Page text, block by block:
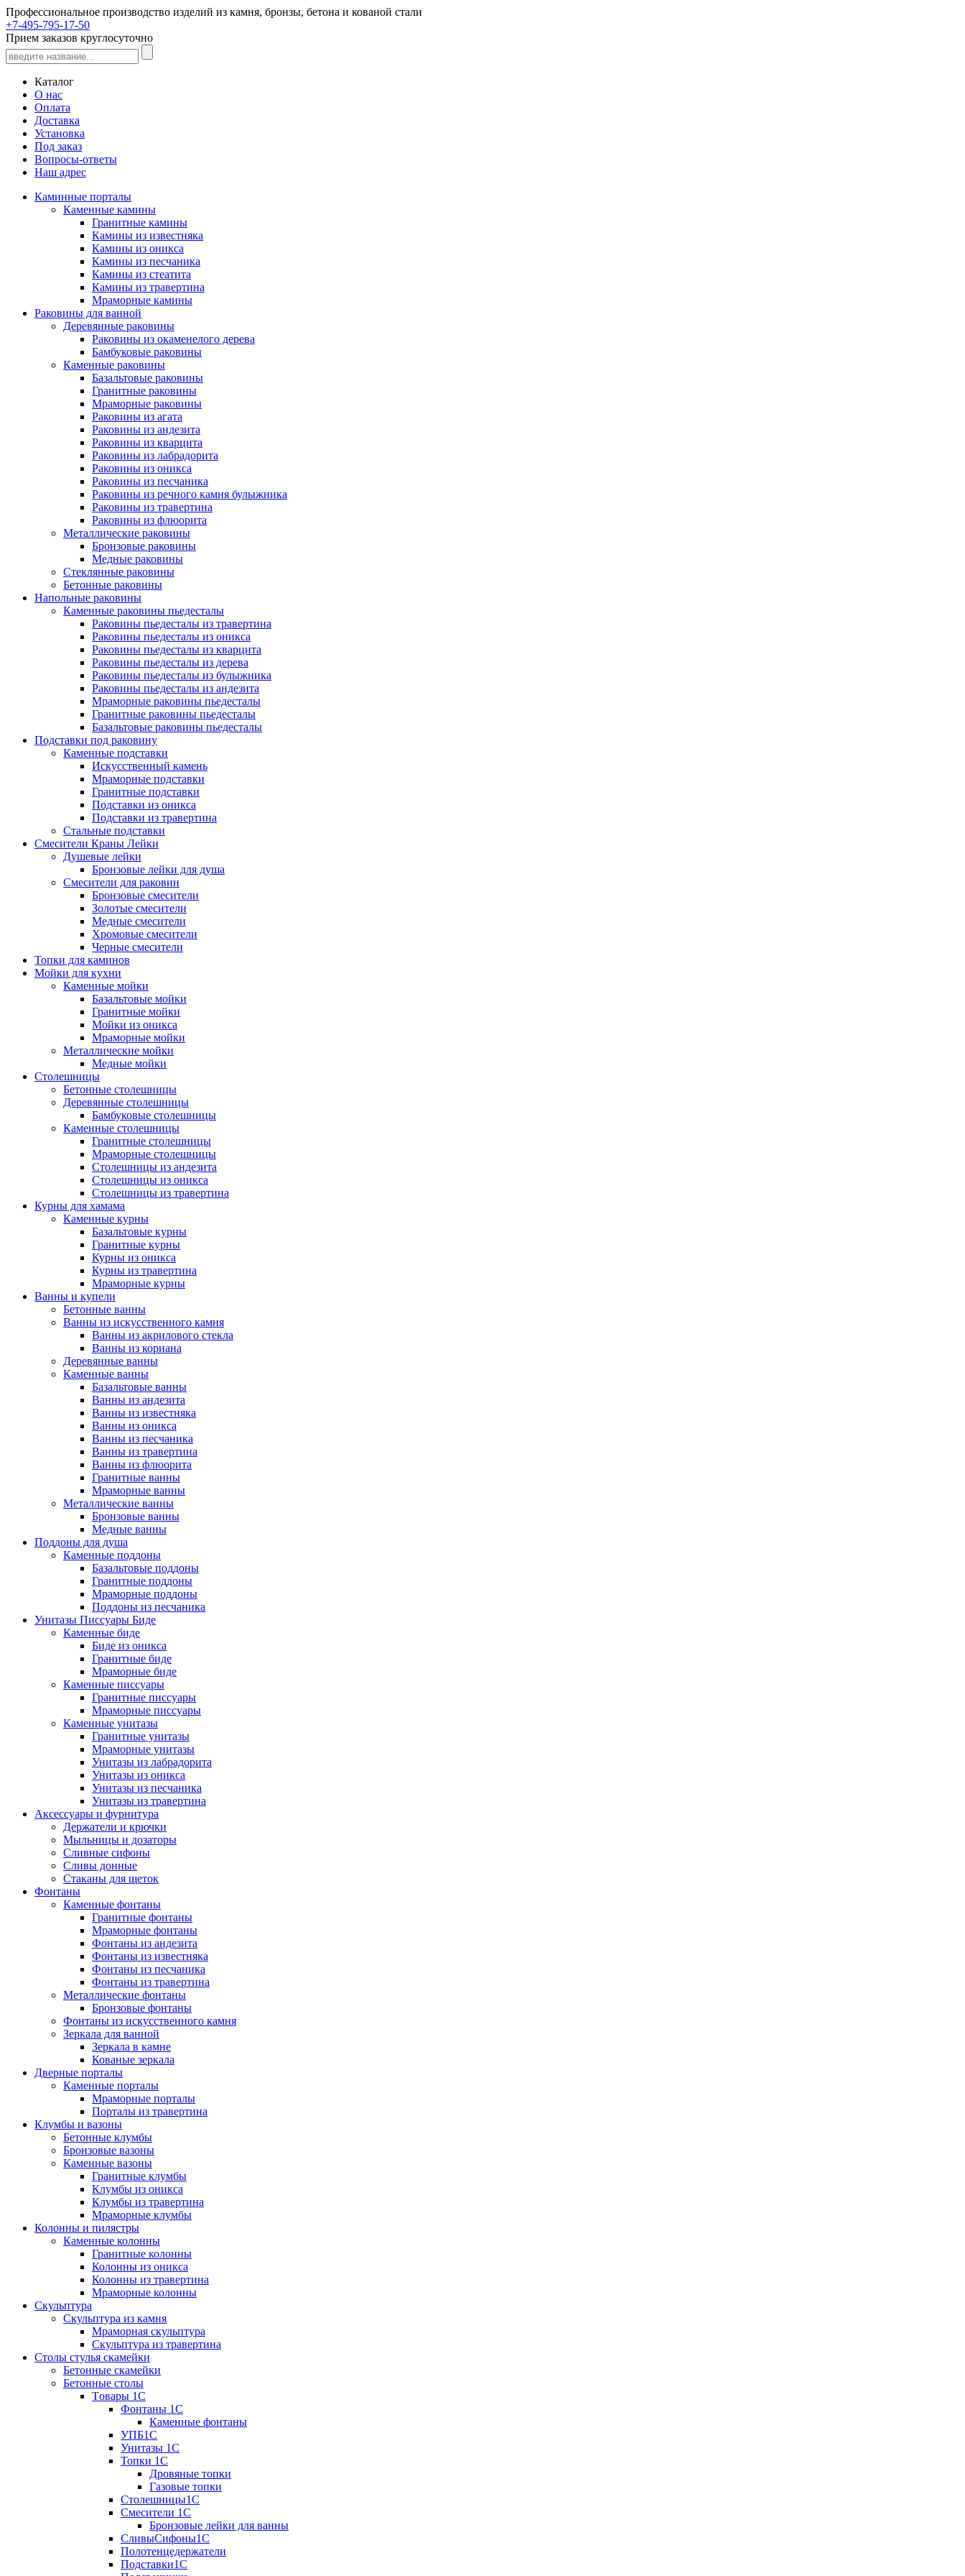
Профессиональное производство изделий из камня, бронзы, бетона и кованой стали
+7-495-795-17-50
Прием заказов круглосуточно
Каталог
О нас
Оплата
Доставка
Установка
Под заказ
Вопросы-ответы
Наш адрес
Каминные порталы
Каменные камины
Гранитные камины
Камины из известняка
Камины из оникса
Камины из песчаника
Камины из стеатита
Камины из травертина
Мраморные камины
Раковины для ванной
Деревянные раковины
Раковины из окаменелого дерева
Бамбуковые раковины
Каменные раковины
Базальтовые раковины
Гранитные раковины
Мраморные раковины
Раковины из агата
Раковины из андезита
Раковины из кварцита
Раковины из лабрадорита
Раковины из оникса
Раковины из песчаника
Раковины из речного камня булыжника
Раковины из травертина
Раковины из флюорита
Металлические раковины
Бронзовые раковины
Медные раковины
Стеклянные раковины
Бетонные раковины
Напольные раковины
Каменные раковины пьедесталы
Раковины пьедесталы из травертина
Раковины пьедесталы из оникса
Раковины пьедесталы из кварцита
Раковины пьедесталы из дерева
Раковины пьедесталы из булыжника
Раковины пьедесталы из андезита
Мраморные раковины пьедесталы
Гранитные раковины пьедесталы
Базальтовые раковины пьедесталы
Подставки под раковину
Каменные подставки
Искусственный камень
Мраморные подставки
Гранитные подставки
Подставки из оникса
Подставки из травертина
Стальные подставки
Смесители Краны Лейки
Душевые лейки
Бронзовые лейки для душа
Смесители для раковин
Бронзовые смесители
Золотые смесители
Медные смесители
Хромовые смесители
Черные смесители
Топки для каминов
Мойки для кухни
Каменные мойки
Базальтовые мойки
Гранитные мойки
Мойки из оникса
Мраморные мойки
Металлические мойки
Медные мойки
Столешницы
Бетонные столешницы
Деревянные столешницы
Бамбуковые столешницы
Каменные столешницы
Гранитные столешницы
Мраморные столешницы
Столешницы из андезита
Столешницы из оникса
Столешницы из травертина
Курны для хамама
Каменные курны
Базальтовые курны
Гранитные курны
Курны из оникса
Курны из травертина
Мраморные курны
Ванны и купели
Бетонные ванны
Ванны из искусственного камня
Ванны из акрилового стекла
Ванны из кориана
Деревянные ванны
Каменные ванны
Базальтовые ванны
Ванны из андезита
Ванны из известняка
Ванны из оникса
Ванны из песчаника
Ванны из травертина
Ванны из флюорита
Гранитные ванны
Мраморные ванны
Металлические ванны
Бронзовые ванны
Медные ванны
Поддоны для душа
Каменные поддоны
Базальтовые поддоны
Гранитные поддоны
Мраморные поддоны
Поддоны из песчаника
Унитазы Писсуары Биде
Каменные биде
Биде из оникса
Гранитные биде
Мраморные биде
Каменные писсуары
Гранитные писсуары
Мраморные писсуары
Каменные унитазы
Гранитные унитазы
Мраморные унитазы
Унитазы из лабрадорита
Унитазы из оникса
Унитазы из песчаника
Унитазы из травертина
Аксессуары и фурнитура
Держатели и крючки
Мыльницы и дозаторы
Сливные сифоны
Сливы донные
Стаканы для щеток
Фонтаны
Каменные фонтаны
Гранитные фонтаны
Мраморные фонтаны
Фонтаны из андезита
Фонтаны из известняка
Фонтаны из песчаника
Фонтаны из травертина
Металлические фонтаны
Бронзовые фонтаны
Фонтаны из искусственного камня
Зеркала для ванной
Зеркала в камне
Кованые зеркала
Дверные порталы
Каменные порталы
Мраморные порталы
Порталы из травертина
Клумбы и вазоны
Бетонные клумбы
Бронзовые вазоны
Каменные вазоны
Гранитные клумбы
Клумбы из оникса
Клумбы из травертина
Мраморные клумбы
Колонны и пилястры
Каменные колонны
Гранитные колонны
Колонны из оникса
Колонны из травертина
Мраморные колонны
Скульптура
Скульптура из камня
Мраморная скульптура
Скульптура из травертина
Столы стулья скамейки
Бетонные скамейки
Бетонные столы
Tовары 1C
Фонтаны 1C
Каменные фонтаны
УПБ1С
Унитазы 1С
Топки 1С
Дровяные топки
Газовые топки
Столешницы1С
Смесители 1С
Бронзовые лейки для ванны
СливыСифоны1С
Полотенцедержатели
Подставки1С